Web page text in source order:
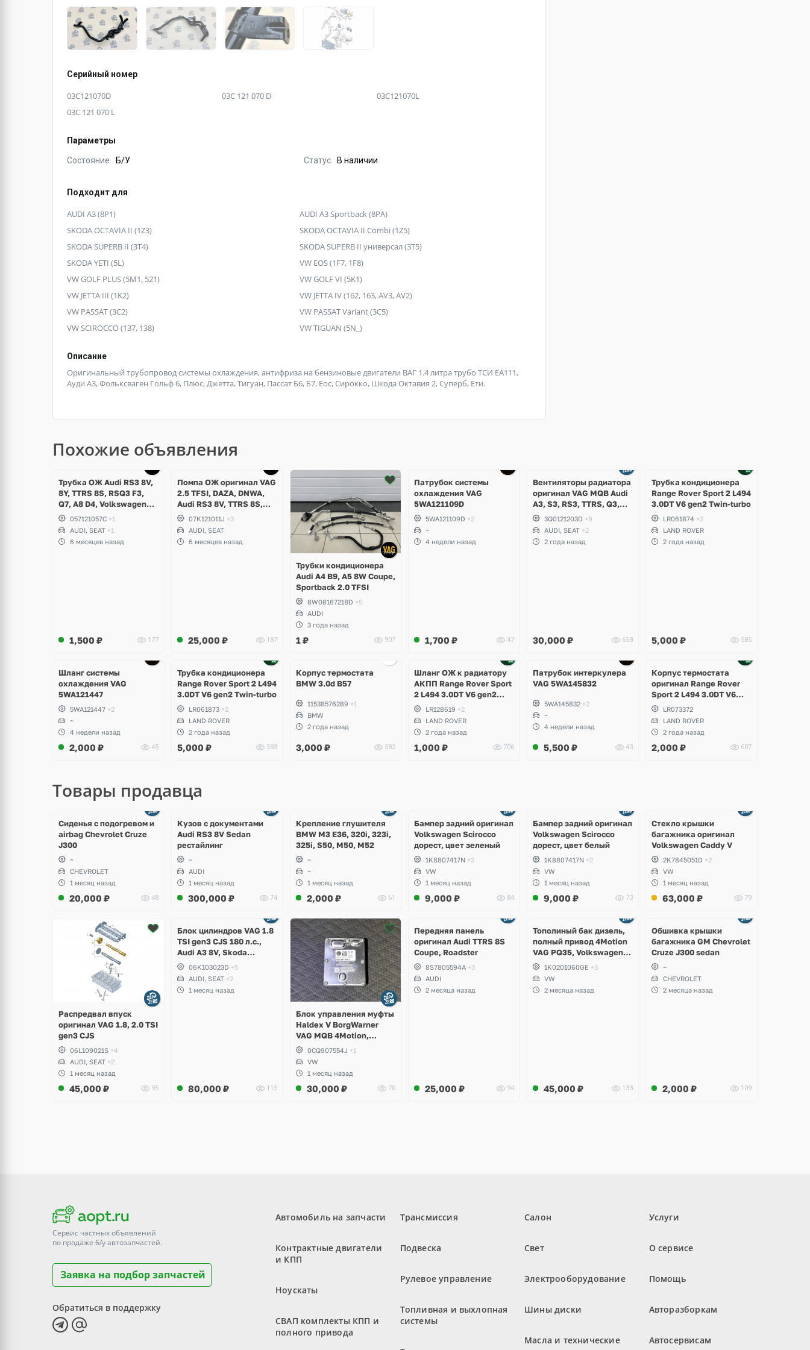
Серийный номер
03C121070D 03C 121 070 D
03C121070L
03C 121 070 L
Параметры
Состояние Б/У Статус В наличии
Подходит для
AUDI A3 (8P1)
AUDI A3 Sportback (8PA)
SKODA OCTAVIA II (1Z3)
SKODA OCTAVIA II Combi (1Z5)
SKODA SUPERB II (3T4)
SKODA SUPERB II универсал (3T5)
SKODA YETI (5L)
VW EOS (1F7, 1F8)
VW GOLF PLUS (5M1, 521)
VW GOLF VI (5K1)
VW JETTA III (1K2)
VW JETTA IV (162, 163, AV3, AV2)
VW PASSAT (3C2)
VW PASSAT Variant (3C5)
VW SCIROCCO (137, 138)
VW TIGUAN (5N_)
Описание
Оригинальный трубопровод системы охлаждения, антифриза на бензиновые двигатели ВАГ 1.4 литра трубо ТСИ ЕА111,
Ауди А3, Фольксваген Гольф 6, Плюс, Джетта, Тигуан, Пассат Б6, Б7, Еос, Сирокко, Шкода Октавия 2, Суперб, Ети.
Похожие объявления
Трубка ОЖ Audi RS3 8V,
8Y, TTRS 8S, RSQ3 F3,
Q7, A8 D4, Volkswagen
Touareg NF, Seat
Formentor Cupra 2.5 TFSI
DAZA, DNWA, CZGB
057121057C +1
AUDI, SEAT +1
6 месяцев назад
1,500 ₽ 177
Помпа ОЖ оригинал VAG
2.5 TFSI, DAZA, DNWA,
Audi RS3 8V, TTRS 8S,
RSQ3 F3
07K121011J +3
AUDI, SEAT
6 месяцев назад
25,000 ₽ 187
Трубки кондиционера
Audi A4 B9, A5 8W Coupe,
Sportback 2.0 TFSI
8W0816721BD +5
AUDI
3 года назад
1₽ 907
Патрубок системы
охлаждения VAG
5WA121109D
5WA121109D +2
~
4 недели назад
1,700 ₽ 47
Вентиляторы радиатора
оригинал VAG MQB Audi
A3, S3, RS3, TTRS, Q3,
RSQ3, Volkswagen
Tiguan 2, Allspace,
Arteon, Passat B8,
Multivan, Transporter T6,
3Q0121203D +9
AUDI, SEAT +2
2 года назад
30,000 ₽ 658
Трубка кондиционера
Range Rover Sport 2 L494
3.0DT V6 gen2 Twin-turbo
LR061874 +2
LAND ROVER
2 года назад
5,000 ₽ 585
Шланг системы
охлаждения VAG
5WA121447
5WA121447 +2
~
4 недели назад
2,000 ₽ 45
Трубка кондиционера
Range Rover Sport 2 L494
3.0DT V6 gen2 Twin-turbo
LR061873 +2
LAND ROVER
2 года назад
5,000 ₽ 593
Корпус термостата
BMW 3.0d B57
11538576289 +1
BMW
2 года назад
3,000 ₽ 582
Шланг ОЖ к радиатору
АКПП Range Rover Sport
2 L494 3.0DT V6 gen2
Twin-turbo
LR128619 +2
LAND ROVER
2 года назад
1,000 ₽ 706
Патрубок интеркулера
VAG 5WA145832
5WA145832 +2
~
4 недели назад
5,500 ₽ 43
Корпус термостата
оригинал Range Rover
Sport 2 L494 3.0DT V6
gen2 Twin-turbo
LR073372
LAND ROVER
2 года назад
2,000 ₽ 607
Товары продавца
Сиденья с подогревом и
airbag Chevrolet Cruze
J300
~
CHEVROLET
1 месяц назад
20,000 ₽ 48
Кузов с документами
Audi RS3 8V Sedan
рестайлинг
~
AUDI
1 месяц назад
300,000 ₽ 74
Крепление глушителя
BMW M3 E36, 320i, 323i,
325i, S50, M50, M52
~
~
1 месяц назад
2,000 ₽ 61
Бампер задний оригинал
Volkswagen Scirocco
дорест, цвет зеленый
1K8807417N +2
VW
1 месяц назад
9,000 ₽ 84
Бампер задний оригинал
Volkswagen Scirocco
дорест, цвет белый
1K8807417N +2
VW
1 месяц назад
9,000 ₽ 73
Стекло крышки
багажника оригинал
Volkswagen Caddy V
2K7845051D +2
VW
1 месяц назад
63,000 ₽ 79
Распредвал впуск
оригинал VAG 1.8, 2.0 TSI
gen3 CJS
06L109021S +4
AUDI, SEAT +2
1 месяц назад
45,000 ₽ 95
2 фото
Блок цилиндров VAG 1.8
TSI gen3 CJS 180 л.с.,
Audi A3 8V, Skoda
Octavia A7, Superb,
Volkswagen Passat B8,
Golf VII Alltrack, Seat
Leon
06K103023D +5
AUDI, SEAT +2
1 месяц назад
80,000 ₽ 115
Блок управления муфты
Haldex V BorgWarner
VAG MQB 4Motion,
Volkswagen Tiguan
0CQ907554J +1
VW
1 месяц назад
30,000 ₽ 70
2 фото
Передняя панель
оригинал Audi TTRS 8S
Coupe, Roadster
8S7805594A +3
AUDI
2 месяца назад
25,000 ₽ 94
Тополиный бак дизель,
полный привод 4Motion
VAG PQ35, Volkswagen
Scirocco, Golf V, VI,
Skoda Yeti, Octavia A5,
Superb, Audi A3, Seat
Altea
1K0201060GE +3
VW
2 месяца назад
45,000 ₽ 133
Обшивка крышки
багажника GM Chevrolet
Cruze J300 sedan
~
CHEVROLET
2 месяца назад
2,000 ₽ 109
Сервис частных объявлений
по продаже б/уавтозапчастей.
Заявка на подбор запчастей
Обратиться в поддержку
Автомобиль на запчасти
Контрактные двигатели
и КПП
Ноускаты
СВАП комплекты КПП и
полного привода
Трансмиссия
Подвеска
Рулевое управление
Топливная и выхлопная
системы
Салон
Свет
Электрооборудование
Шины диски
Масла и технические
Услуги
О сервисе
Помощь
Авторазборкам
Автосервисам